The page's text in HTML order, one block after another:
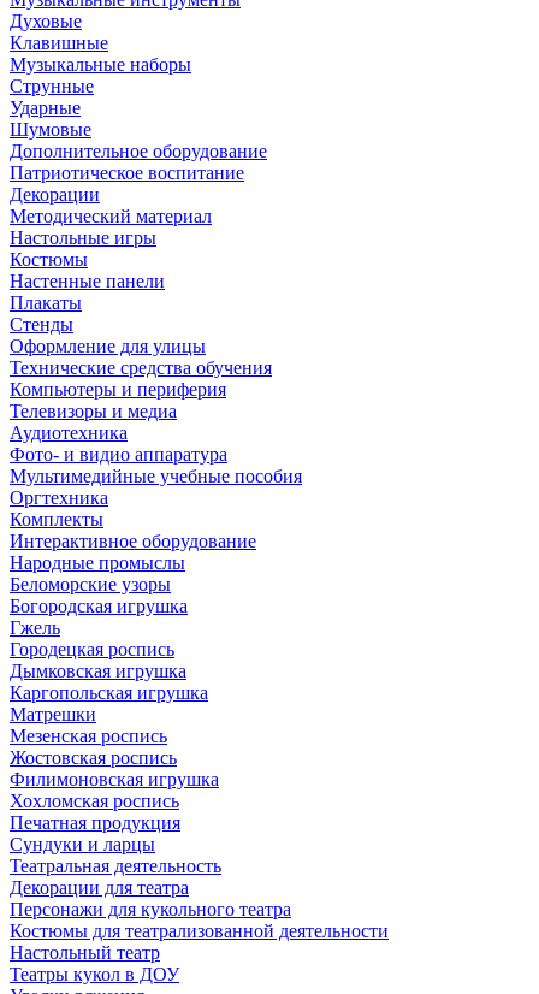
Духовые
Клавишные
Музыкальные наборы
Струнные
Ударные
Шумовые
Дополнительное оборудование
Патриотическое воспитание
Декорации
Методический материал
Настольные игры
Костюмы
Настенные панели
Плакаты
Стенды
Оформление для улицы
Технические средства обучения
Компьютеры и периферия
Телевизоры и медиа
Аудиотехника
Фото- и видио аппаратура
Мультимедийные учебные пособия
Оргтехника
Комплекты
Интерактивное оборудование
Народные промыслы
Беломорские узоры
Богородская игрушка
Гжель
Городецкая роспись
Дымковская игрушка
Каргопольская игрушка
Матрешки
Мезенская роспись
Жостовская роспись
Филимоновская игрушка
Хохломская роспись
Печатная продукция
Сундуки и ларцы
Театральная деятельность
Декорации для театра
Персонажи для кукольного театра
Костюмы для театрализованной деятельности
Настольный театр
Театры кукол в ДОУ